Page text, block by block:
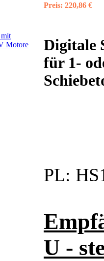
Preis: 220,86 €
Digitale
für 1-
PL:
U -